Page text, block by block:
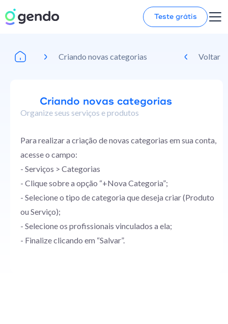
Teste grátis
Criando novas categorias Voltar
Criando novas categorias
Organize seus serviços e produtos
Para realizar a criação de novas categorias em sua conta,
acesse o campo:
- Serviços > Categorias
- Clique sobre a opção “+Nova Categoria”;
- Selecione o tipo de categoria que deseja criar (Produto
ou Serviço);
- Selecione os profissionais vinculados a ela;
- Finalize clicando em “Salvar”.